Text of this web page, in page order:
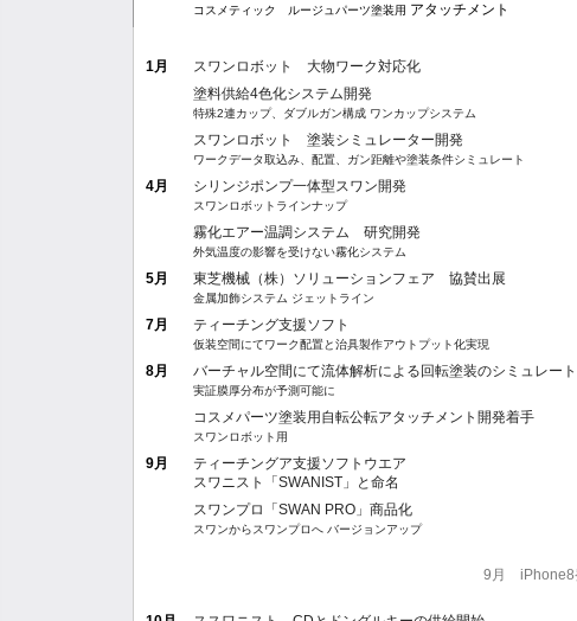
コスメティック ルージュパーツ塗装用 アタッチメント
1月
スワンロボット 大物ワーク対応化
塗料供給4色化システム開発
特殊2連カップ、ダブルガン構成 ワンカップシステム
スワンロボット 塗装シミュレーター開発
ワークデータ取込み、配置、ガン距離や塗装条件シミュレート
4月 シリンジポンプ一体型スワン開発
スワンロボットラインナップ
霧化エアー温調システム 研究開発
外気温度の影響を受けない霧化システム
5月 東芝機械（株）ソリューションフェア 協賛出展
金属加飾システム ジェットライン
7月 ティーチング支援ソフト
仮装空間にてワーク配置と治具製作アウトプット化実現
8月 バーチャル空間にて流体解析による回転塗装のシミュレート
実証膜厚分布が予測可能に
コスメパーツ塗装用自転公転アタッチメント開発着手
スワンロボット用
9月
ティーチングア支援ソフトウエア
スワニスト「SWANIST」と命名
スワンプロ「SWAN PRO」商品化
スワンからスワンプロへ バージョンアップ
9月 iPhone8